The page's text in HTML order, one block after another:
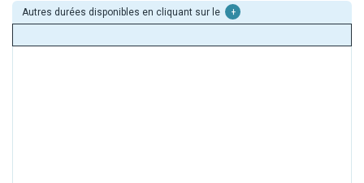
Autres durées disponibles en cliquant sur le +